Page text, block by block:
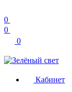
0
0
0
Кабинет